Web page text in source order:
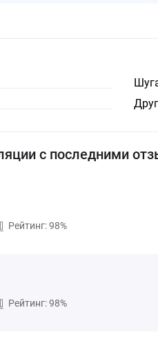
с последними
Рейтинг: 98%
Рейтинг: 98%